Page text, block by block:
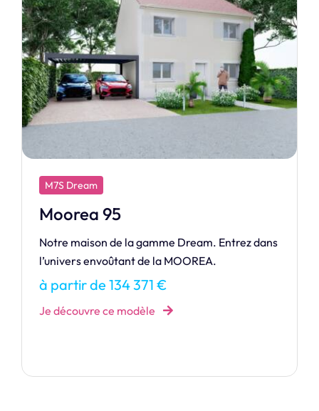
M7S Exclusive
Divine
Une maison répondant aux besoins du
quotidien, véritable maitre mot de votre
maison Divine.
à partir de 150 004 €